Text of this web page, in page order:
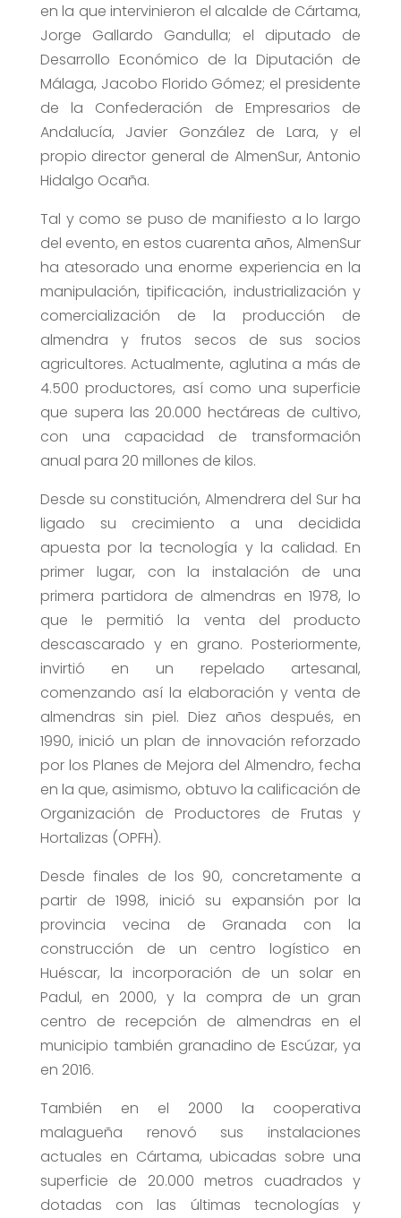
en la que intervinieron el alcalde de Cártama,
Jorge Gallardo Gandulla; el diputado de
Desarrollo Económico de la Diputación de
Málaga, Jacobo Florido Gómez; el presidente
de la Confederación de Empresarios de
Andalucía, Javier González de Lara, y el
propio director general de AlmenSur, Antonio
Hidalgo Ocaña.
Tal y como se puso de manifiesto a lo largo
del evento, en estos cuarenta años, AlmenSur
ha atesorado una enorme experiencia en la
manipulación, tipificación, industrialización y
comercialización de la producción de
almendra y frutos secos de sus socios
agricultores. Actualmente, aglutina a más de
4.500 productores, así como una superficie
que supera las 20.000 hectáreas de cultivo,
con una capacidad de transformación
anual para 20 millones de kilos.
Desde su constitución, Almendrera del Sur ha
ligado su crecimiento a una decidida
apuesta por la tecnología y la calidad. En
primer lugar, con la instalación de una
primera partidora de almendras en 1978, lo
que le permitió la venta del producto
descascarado y en grano. Posteriormente,
invirtió en un repelado artesanal,
comenzando así la elaboración y venta de
almendras sin piel. Diez años después, en
1990, inició un plan de innovación reforzado
por los Planes de Mejora del Almendro, fecha
en la que, asimismo, obtuvo la calificación de
Organización de Productores de Frutas y
Hortalizas (OPFH).
Desde finales de los 90, concretamente a
partir de 1998, inició su expansión por la
provincia vecina de Granada con la
construcción de un centro logístico en
Huéscar, la incorporación de un solar en
Padul, en 2000, y la compra de un gran
centro de recepción de almendras en el
municipio también granadino de Escúzar, ya
en 2016.
También en el 2000 la cooperativa
malagueña renovó sus instalaciones
actuales en Cártama, ubicadas sobre una
superficie de 20.000 metros cuadrados y
dotadas con las últimas tecnologías y